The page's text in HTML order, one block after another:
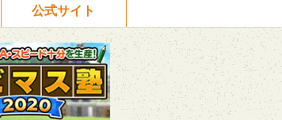
公式サイト